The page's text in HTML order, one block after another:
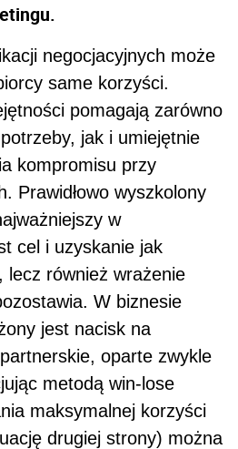
negocjacyjnych może
same korzyści.
pomagają zarówno
jak i umiejętnie
kompromisu przy
Prawidłowo wyszkolony
w
cel i uzyskanie jak
lecz również wrażenie
W biznesie
jest nacisk na
partnerskie, oparte zwykle
metodą win-lose
maksymalnej korzyści
drugiej strony) można